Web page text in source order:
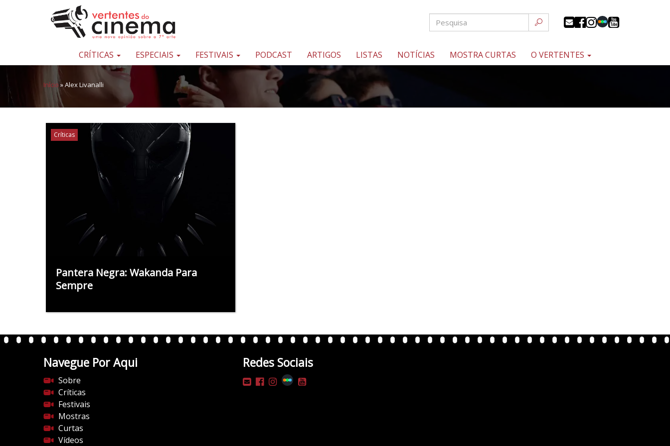
Pular para o conteúdo
Uma
sobre
sétima
arte
CRÍTICAS ESPECIAIS FESTIVAIS PODCAST ARTIGOS LISTAS NOTÍCIAS MOSTRA CURTAS O VERTENTES
Início »Alex Livanalli
Críticas
Pantera Negra: Wakanda Para
Sempre
Navegue Por Aqui
Sobre
Críticas
Festivais
Mostras
Curtas
Vídeos
Redes Sociais